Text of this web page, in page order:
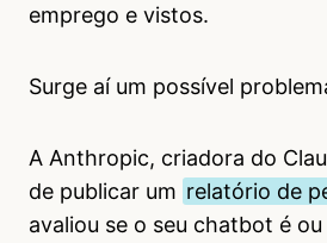
emprego e vistos.
Surge aí um possível
A Anthropic, criadora do
de publicar um relatório de
avaliou se o seu chatbot é